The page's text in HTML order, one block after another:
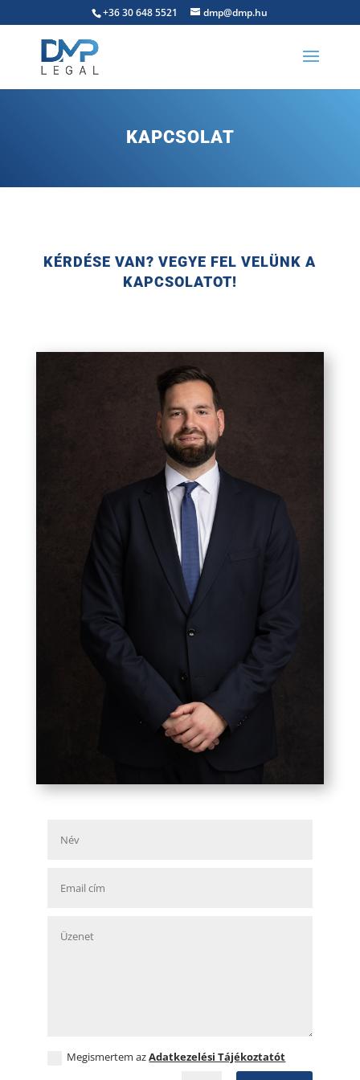
+36 30 648 5521 dmp@dmp.hu
KAPCSOLAT
KÉRDÉSE VAN? VEGYE FEL VELÜNK A
KAPCSOLATOT!
Megismertem azAdatkezelési Tájékoztatót